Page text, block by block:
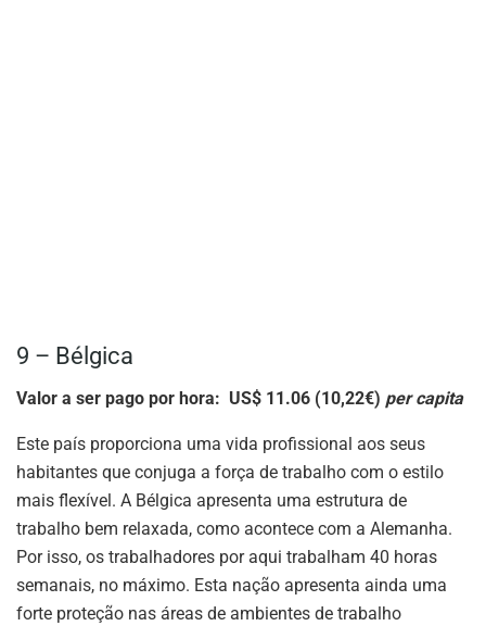
9 – Bélgica
Valor a ser pago por hora: US$ 11.06 (10,22€) per capita
Este país proporciona uma vida profissional aos seus
habitantes que conjuga a força de trabalho com o estilo
mais flexível. A Bélgica apresenta uma estrutura de
trabalho bem relaxada, como acontece com a Alemanha.
Por isso, os trabalhadores por aqui trabalham 40 horas
semanais, no máximo. Esta nação apresenta ainda uma
forte proteção nas áreas de ambientes de trabalho